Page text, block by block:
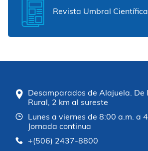
Revista Umbral Científica
Desamparados de Alajuela. De
Rural, 2 km al sureste
Lunes a viernes de 8:00 a.m. a
Jornada continua
+(506) 2437-8800